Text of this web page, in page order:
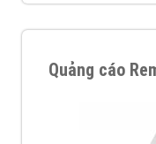
Quảng cáo